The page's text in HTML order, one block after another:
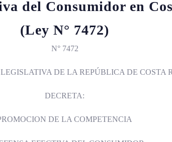
del Consumidor en
(Ley N° 7472)
N° 7472
DE LA REPÚBLICA DE COSTA
DECRETA:
DE LA COMPETENCIA